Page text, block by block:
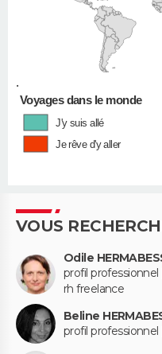
•
Voyages dans le monde
J'y suis allé
Je rêve d'y aller
VOUS
Odile
profil
rh freelance
Beline
profil